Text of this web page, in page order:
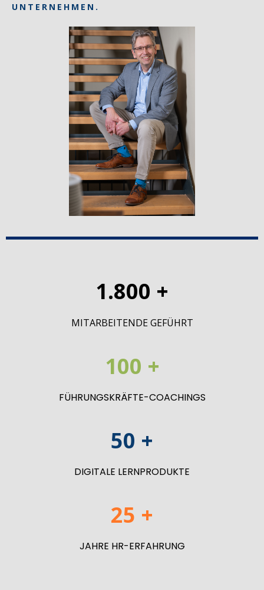
UNTERNEHMEN.
1.800 +
MITARBEITENDE GEFÜHRT
100 +
FÜHRUNGSKRÄFTE-COACHINGS
50 +
DIGITALE LERNPRODUKTE
25 +
JAHRE HR-ERFAHRUNG